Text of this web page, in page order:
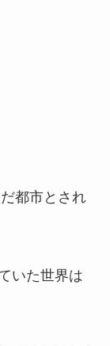
都市とされ
いた世界は